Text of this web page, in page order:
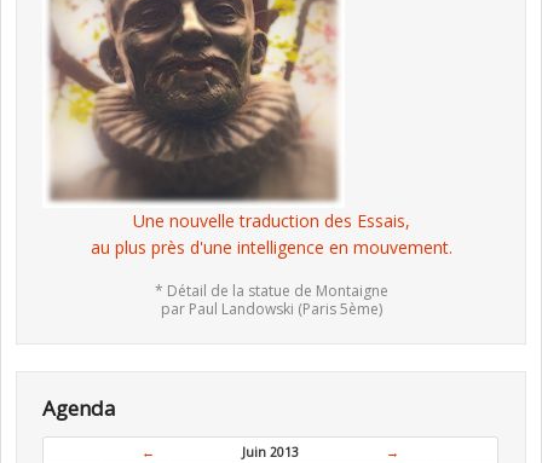
Une nouvelle traduction des Essais,
au plus près d'une intelligence en mouvement.
* Détail de la statue de Montaigne
par Paul Landowski (Paris 5ème)
Agenda
← Juin 2013
→